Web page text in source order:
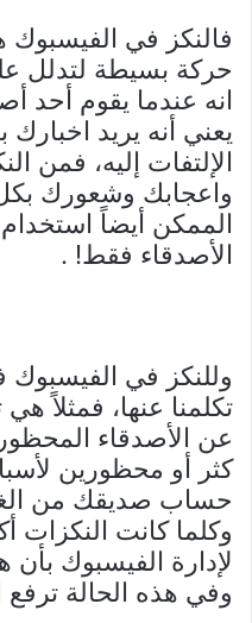
فالنكز في الفيسبوك
حركة بسيطة لتدلل
انه عندما يقوم أحد
يعني أنه يريد اخبارك
الإلتفات إليه، فمن
واعجابك وشعورك
الممكن أيضاً
الأصدقاء فقط! .
وللنكز في الفيسبوك
تكلمنا عنها، فمثلاً
عن الأصدقاء
كثر أو محظورين
حساب صديقك من
وكلما كانت النكزات
لإدارة الفيسبوك
وفي هذه الحالة